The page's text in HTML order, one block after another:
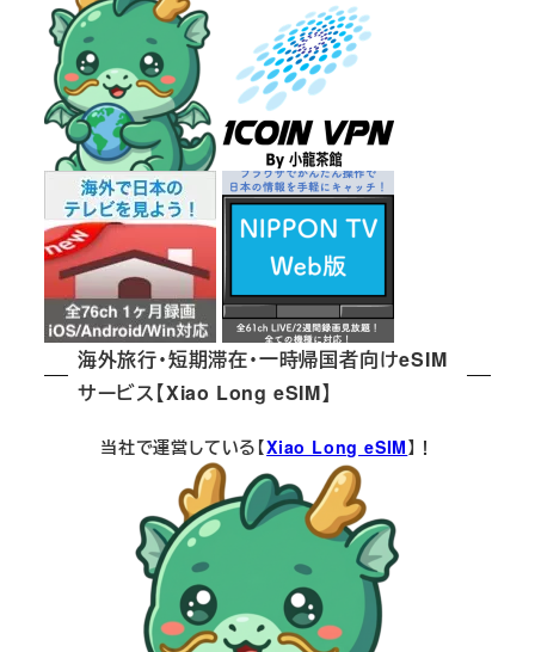
海外旅行・短期滞在・一時帰国者向けeSIM
サービス【Xiao Long eSIM】
当社で運営している【Xiao Long eSIM】！